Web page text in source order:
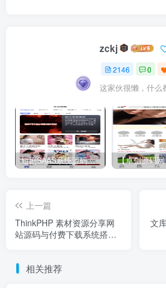
zckj
2146 0
这家伙很懒，什么
短剧SAAS系统源码｜多端分销+云存储+多租户架构
上一篇
ThinkPHP 素材资源分享网
站源码与付费下载系统搭建
文
相关推荐